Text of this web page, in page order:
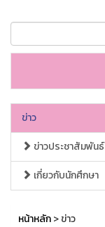
ข่าว
ข่าวประชาสัมพันธ์
เกี่ยวกับนักศึกษา
หน้าหลัก> ข่าว